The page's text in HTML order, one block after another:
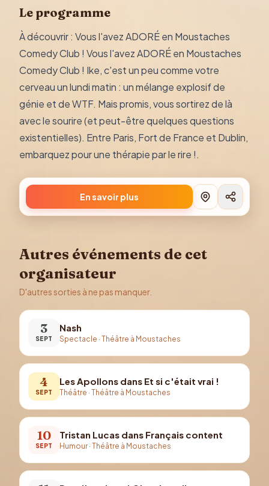
Le programme
À découvrir : Vous l'avez ADORÉ en Moustaches
Comedy Club ! Vous l'avez ADORÉ en Moustaches
Comedy Club ! Ike, c'est un peu comme votre
cerveau un lundi matin : un mélange explosif de
génie et de WTF. Mais promis, vous sortirez de là
avec le sourire (et peut-être quelques questions
existentielles). Entre Paris, Fort de France et Dublin,
embarquez pour une thérapie par le rire !.
En savoir plus
Autres événements de cet
organisateur
D'autres sorties à ne pas manquer.
3
SEPT
Nash
Spectacle · Théâtre à Moustaches
4
SEPT
Les Apollons dans Et si c'était vrai !
Théâtre · Théâtre à Moustaches
10
SEPT
Tristan Lucas dans Français content
Humour · Théâtre à Moustaches